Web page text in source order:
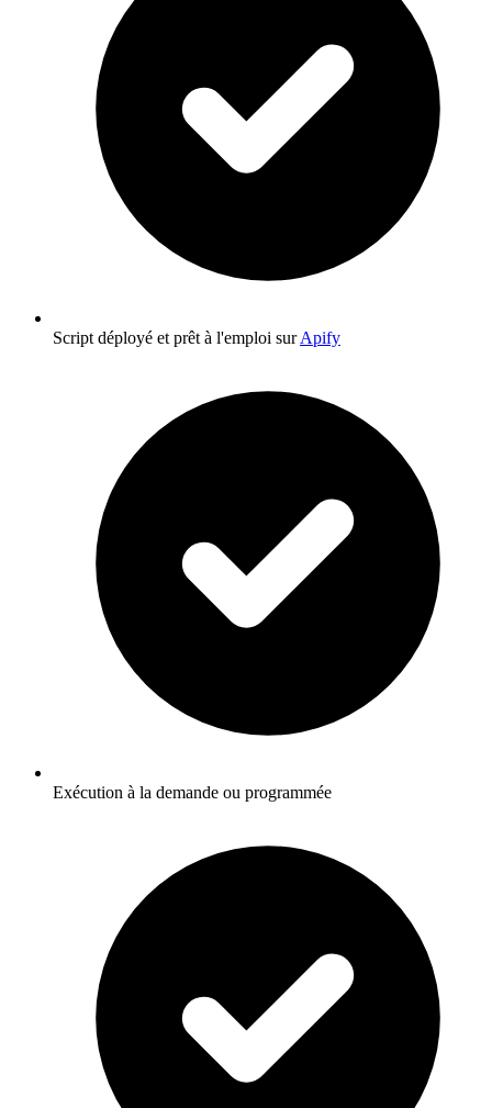
Script déployé et prêt à l'emploi surApify
Exécution à la demande ou programmée